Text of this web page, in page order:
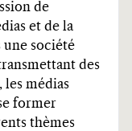
de
et de la
une société
des
médias
former
thèmes